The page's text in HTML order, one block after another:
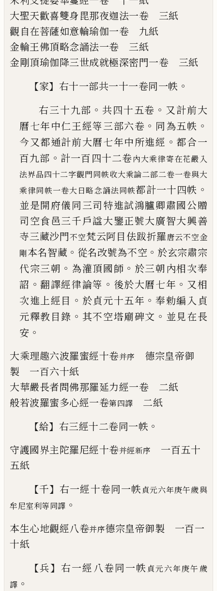
大聖天歡喜雙身毘那夜迦法一卷 三紙
觀自在菩薩如意輪瑜伽一卷 九紙
金輪王佛頂略念誦法一卷 三紙
金剛頂瑜伽降三世成就極深密門一卷 三紙
【家】 右十一部共一十一卷同一帙 。
右三十九部 。共四十五卷 。 又計前大
曆七年中仁王經等三部六卷 。 同為五帙 。
今又都通計前大曆七年中所進經 。 都合一
百九部 。 計一百四十二卷內大乘律寄在花嚴入
法界品四十二字觀門同帙收大乘論二部二卷一卷與大
乘律同帙一卷大日略念誦法同帙都計一十四帙 。
並是開府儀同三司特進試鴻臚卿肅國公贈
司空食邑三千戶諡大鑒正號大廣智大興善
寺三藏沙門不空梵云阿目佉跋折羅唐云不空金
剛本名智藏 。 從名改號為不空 。 於玄宗肅宗
代宗三朝 。 為灌頂國師 。 於三朝內相次奉
詔 。翻譯經律論等 。 後於大曆七年 。 又相
次進上經目 。 於貞元十五年 。奉勅編入 貞
元釋教目錄 。 其不空塔廟碑文 。 並見在長
安 。
大乘理趣六波羅蜜經十卷并序 德宗皇帝御
製 一百六十紙
大華嚴長者問佛那羅延力經一卷 二紙
般若波羅蜜多心經一卷第四譯 二紙
【給】 右三經十二卷同一帙 。
守護國界主陀羅尼經十卷并經新序
一百五十
五紙
【千】右一經十卷同一帙 貞元六年庚午歲與
牟尼室利等同譯 。
本生心地觀經八卷并序德宗皇帝御製 一百一
十紙
【兵】右一經八卷同一帙 貞元六年庚午歲
譯 。